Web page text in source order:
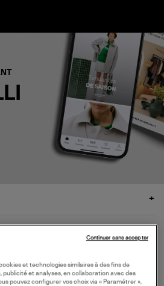
et technologies similaires à des fins de
publicité et analyses, en collaboration avec des
pouvez configurer vos choix via « Paramétrer »,
Continuer sans accepter